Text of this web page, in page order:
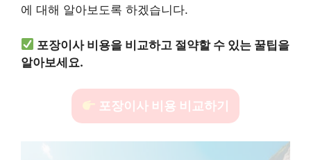
에 대해 알아보도록 하겠습니다.
포장이사 비용을 비교하고 절약할 수 있는 꿀팁을
알아보세요.
포장이사 비용 비교하기